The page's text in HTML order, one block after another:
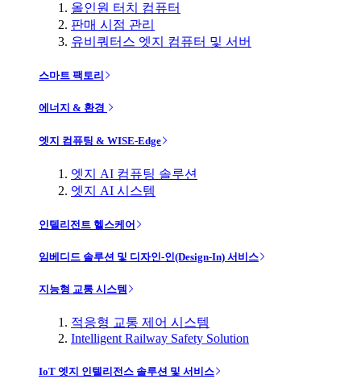
올인원 터치 컴퓨터
판매 시점 관리
유비쿼터스 엣지 컴퓨터 및 서버
스마트 팩토리
에너지 & 환경
엣지 컴퓨팅 & WISE-Edge
엣지 AI 컴퓨팅 솔루션
엣지 AI 시스템
인텔리전트 헬스케어
임베디드 솔루션 및 디자인-인(Design-In) 서비스
지능형 교통 시스템
적응형 교통 제어 시스템
Intelligent Railway Safety Solution
IoT 엣지 인텔리전스 솔루션 및 서비스